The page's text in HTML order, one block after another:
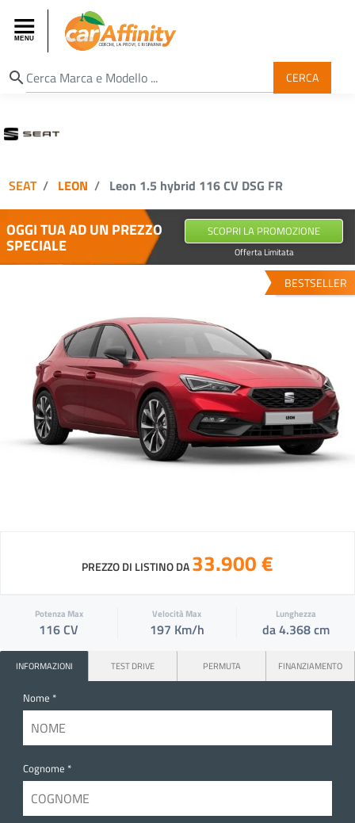
search CERCA
SEAT LEON Leon 1.5 hybrid 116 CV DSG FR
OGGI TUA AD UN PREZZO
SPECIALE
SCOPRI LA PROMOZIONE
Offerta Limitata
BESTSELLER
PREZZO DI LISTINO DA33.900 €
Potenza Max
116 CV
Velocità Max
197 Km/h
Lunghezza
da 4.368 cm
INFORMAZIONI TEST DRIVE PERMUTA FINANZIAMENTO
Nome *
Cognome *